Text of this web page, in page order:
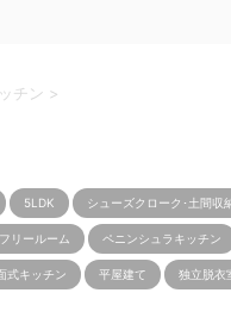
チン >
5LDK シューズクローク･土間収
リールーム ペニンシュラキッチン
式キッチン 平屋建て 独立脱衣